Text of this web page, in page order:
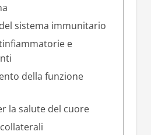
sistema immunitario
e
della funzione
la salute del cuore